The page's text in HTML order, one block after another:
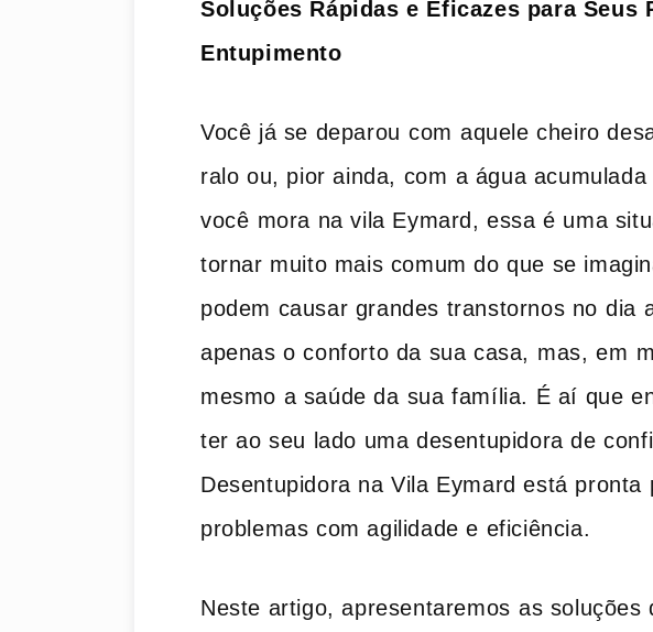
Soluções Rápidas e Eficazes para Seus
Entupimento
Você já se deparou ⁤com ⁤aquele cheiro
ralo ou, pior ainda, com ⁢a água
você ⁢mora‌ na vila Eymard, essa é uma‍
tornar‍ muito mais comum do que se
podem causar grandes transtornos no⁤ dia
apenas o conforto da sua​ casa,⁤ mas, em
mesmo a saúde da ⁤sua família. É aí que
ter ao ​seu lado uma desentupidora de
Desentupidora na Vila Eymard está pronta
problemas com agilidade e eficiência.
Neste artigo, ‍apresentaremos⁣ as soluções